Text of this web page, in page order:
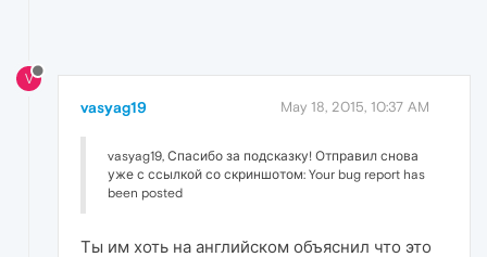
V
vasyag19 May 18, 2015, 10:37 AM
vasyag19, Спасибо за подсказку! Отправил снова
уже с ссылкой со скриншотом: Your bug report has
been posted
Ты им хоть на английском объяснил что это